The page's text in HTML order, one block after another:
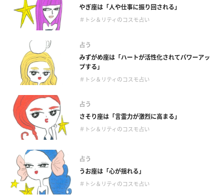
やぎ座は「人や仕事に振り回される」
＃トシ＆リティのコスモ占い
占う
みずがめ座は「ハートが活性化されてパワーアッ
プする」
＃トシ＆リティのコスモ占い
占う
さそり座は「言霊力が激烈に高まる」
＃トシ＆リティのコスモ占い
占う
うお座は「心が揺れる」
＃トシ＆リティのコスモ占い